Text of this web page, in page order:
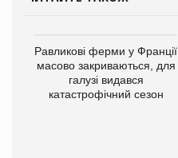
Равликові ферми у Франції
масово закриваються, для
галузі видався
катастрофічний сезон